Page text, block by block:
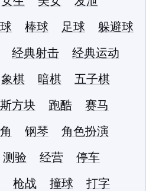
棒球 足球
躲避球
经典射击
经典运动
象棋 暗棋
五子棋
方块 跑酷
赛马
钢琴
角色扮演
测验 经营
停车
枪战 撞球
打字